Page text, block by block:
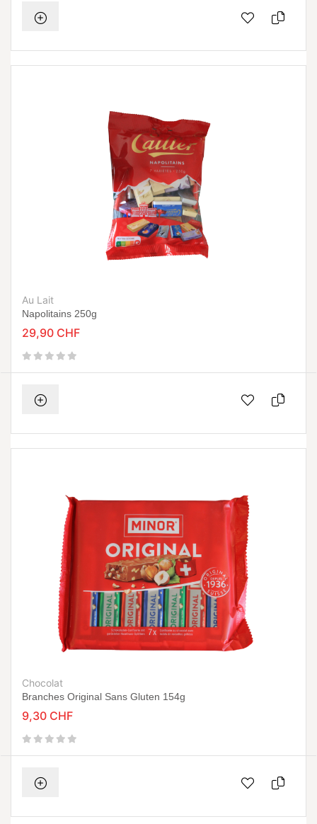
Au Lait
Napolitains 250g
29,90 CHF
Chocolat
Branches Original Sans Gluten 154g
9,30 CHF